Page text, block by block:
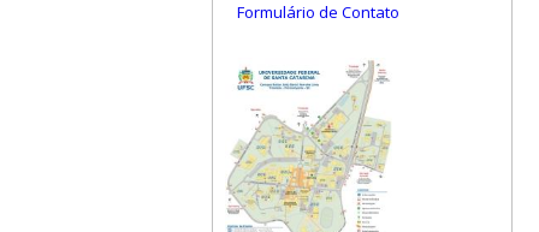
Formulário de Contato